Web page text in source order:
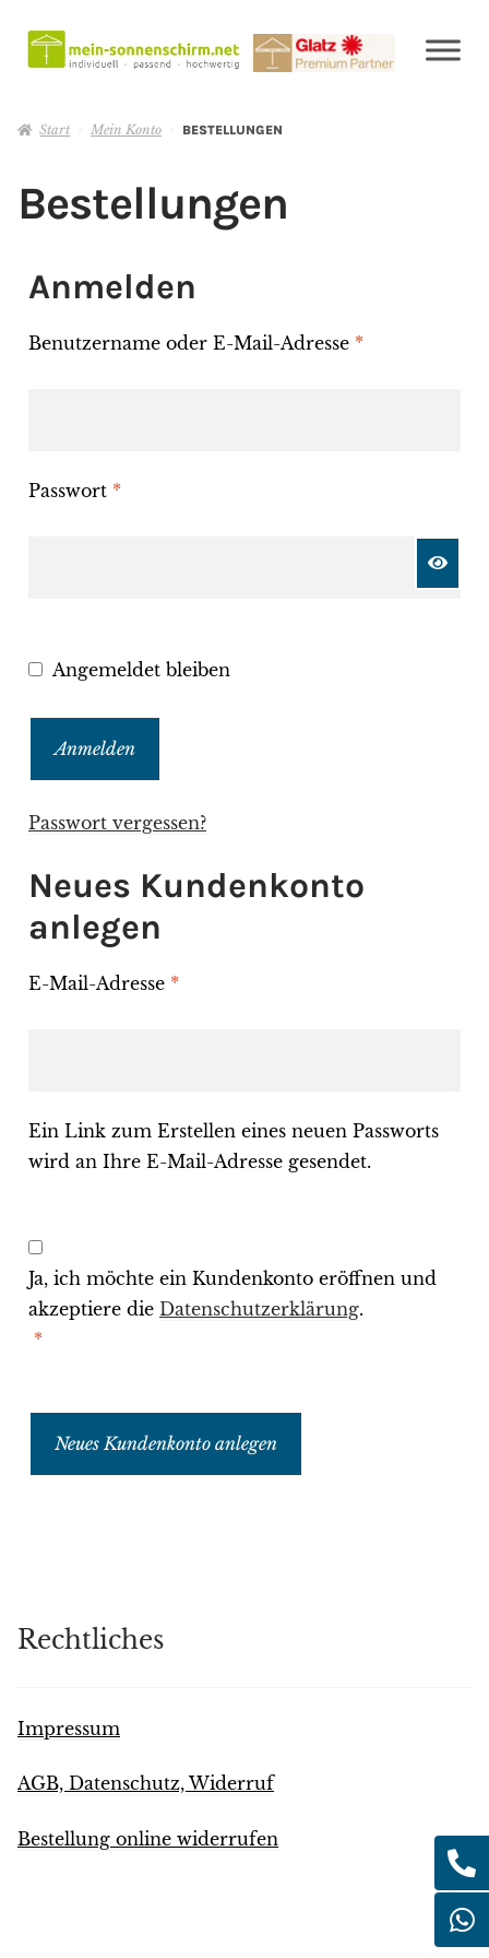
Start Mein Konto BESTELLUNGEN
Bestellungen
Anmelden
Benutzername oder E-Mail-Adresse *
Passwort *
Angemeldet bleiben
Anmelden
Passwort vergessen?
Neues Kundenkonto
anlegen
E-Mail-Adresse *
Ein Link zum Erstellen eines neuen Passworts
wird an Ihre E-Mail-Adresse gesendet.
Ja, ich möchte ein Kundenkonto eröffnen und
akzeptiere die Datenschutzerklärung.
*
Neues Kundenkonto anlegen
Rechtliches
Impressum
AGB, Datenschutz, Widerruf
Bestellung online widerrufen